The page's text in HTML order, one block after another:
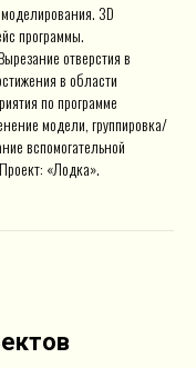
3D
программы.
отверстия в
в области
по программе
модели, группировка/
вспомогательной
«Лодка».